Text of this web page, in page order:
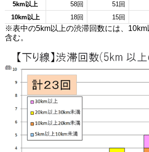
5km以上
58回 51回
10km以上
18回 15回
※表中の5km以上の渋滞回数には、10km
含む。